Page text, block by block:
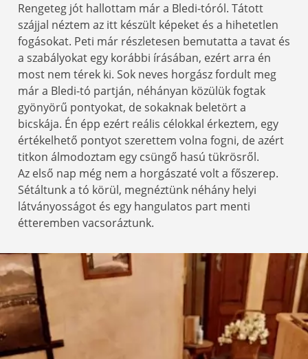
Rengeteg jót hallottam már a Bledi-tóról. Tátott
szájjal néztem az itt készült képeket és a hihetetlen
fogásokat. Peti már részletesen bemutatta a tavat és
a szabályokat egy korábbi írásában, ezért arra én
most nem térek ki. Sok neves horgász fordult meg
már a Bledi-tó partján, néhányan közülük fogtak
gyönyörű pontyokat, de sokaknak beletört a
bicskája. Én épp ezért reális célokkal érkeztem, egy
értékelhető pontyot szerettem volna fogni, de azért
titkon álmodoztam egy csüngő hasú tükrösről.
Az első nap még nem a horgászaté volt a főszerep.
Sétáltunk a tó körül, megnéztünk néhány helyi
látványosságot és egy hangulatos part menti
étteremben vacsoráztunk.